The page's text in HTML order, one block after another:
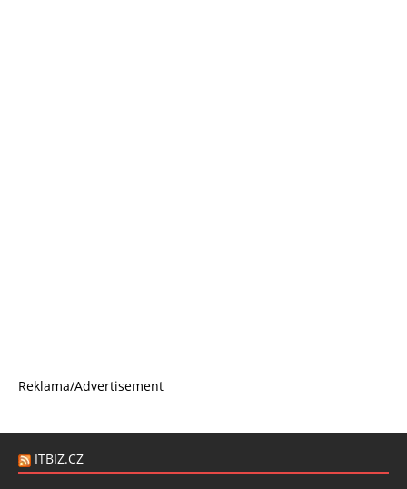
Reklama/Advertisement
ITBIZ.CZ